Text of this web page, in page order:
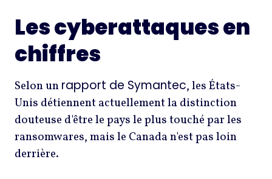
Les cyberattaques en
chiffres
Selon unrapport de Symantec, les États-
Unis détiennent actuellement la distinction
douteuse d'être le pays le plus touché par les
ransomwares, mais le Canada n'est pas loin
derrière.